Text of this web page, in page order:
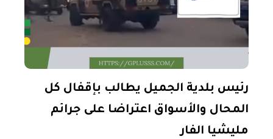
رئيس بلدية الجميل يطالب بإقفال كل
المحال والأسواق اعتراضا على جرائم
مليشيا الفار